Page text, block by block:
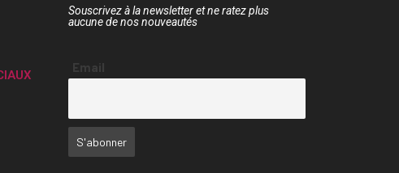
Souscrivez à la newsletter et ne ratez plus
aucune de nos nouveautés
Email